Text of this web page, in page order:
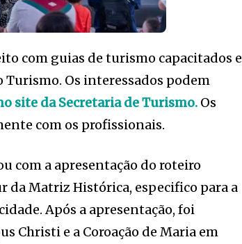
com guias de turismo capacitados e
Os interessados podem
site da Secretaria de Turismo. Os
com os profissionais.
com a apresentação do roteiro
Matriz Histórica, especifico para a
Após a apresentação, foi
Christi e a Coroação de Maria em